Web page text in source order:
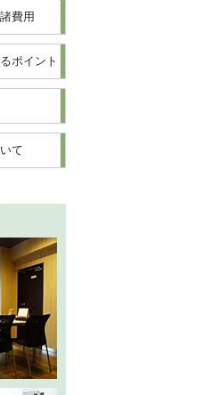
費用
ポイント
て